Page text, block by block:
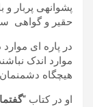
پشوانهی پربار
حقير و گواھی
در پاره ای
موارد اندک
ھيچگاه
او در کتاب “